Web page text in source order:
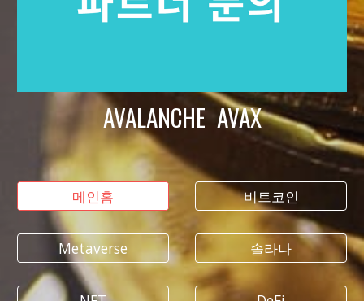
AVALANCHE AVAX
메인홈
Metaverse
비트코인
솔라나